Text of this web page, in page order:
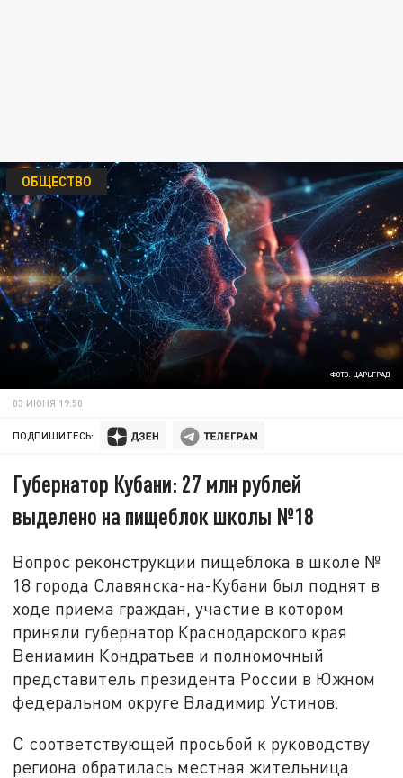
ФОТО: ЦАРЬГРАД
ОБЩЕСТВО
03 ИЮНЯ 19:50
ПОДПИШИТЕСЬ:
Губернатор Кубани: 27 млн рублей
выделено на пищеблок школы №18
Вопрос реконструкции пищеблока в школе №
18 города Славянска-на-Кубани был поднят в
ходе приема граждан, участие в котором
приняли губернатор Краснодарского края
Вениамин Кондратьев и полномочный
представитель президента России в Южном
федеральном округе Владимир Устинов.
С соответствующей просьбой к руководству
региона обратилась местная жительница